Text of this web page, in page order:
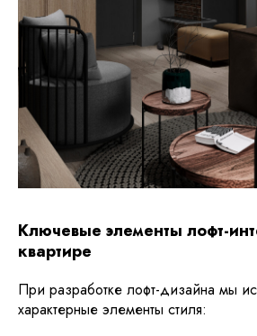
Ключевые элементы лофт-
квартире
При разработке лофт-дизайна мы
характерные элементы стиля: